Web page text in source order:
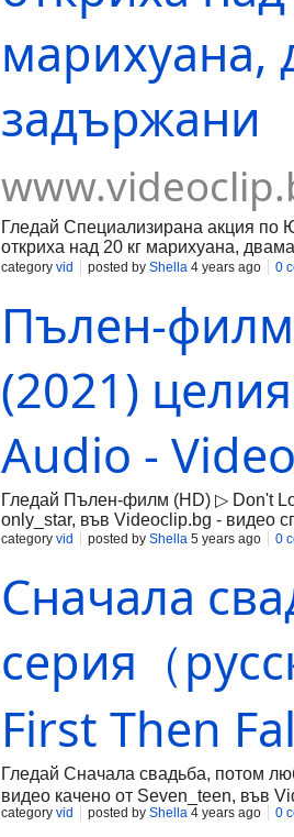
марихуана,
задържани
Гледай Специализирана акция
откриха над 20 кг марихуана,
качено от smiles, във Videoclip.bg -
category vid posted by Shella 4 years ago 0
Пълен-
(2021)
Audio -
Гледай Пълен-филм (HD) ▷ Don't
only_star, във Videoclip.bg - видео
category vid posted by Shella 5 years ago 0
Сначала
серия（
First Then
Гледай Сначала свадьба, потом
видео качено от Seven_teen, във
category vid posted by Shella 4 years ago 0